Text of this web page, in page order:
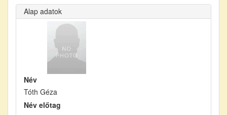
Alap adatok
Név
Tóth Géza
Név előtag